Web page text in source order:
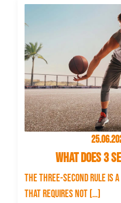
What does 3
The three-second rule is
that requires not […]